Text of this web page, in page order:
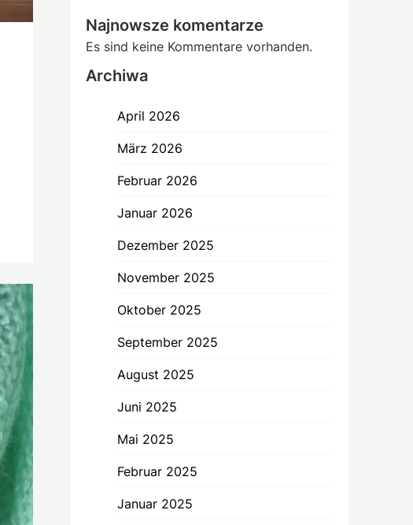
Najnowsze komentarze
Es sind keine Kommentare vorhanden.
Archiwa
April 2026
März 2026
Februar 2026
Januar 2026
Dezember 2025
November 2025
Oktober 2025
September 2025
August 2025
Juni 2025
Mai 2025
Februar 2025
Januar 2025